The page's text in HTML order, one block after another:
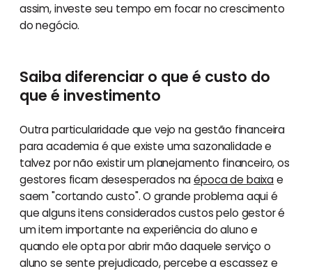
assim, investe seu tempo em focar no crescimento
do negócio.
Saiba diferenciar o que é custo do
que é investimento
Outra particularidade que vejo na gestão financeira
para academia é que existe uma sazonalidade e
talvez por não existir um planejamento financeiro, os
gestores ficam desesperados naépoca de baixae
saem "cortando custo". O grande problema aqui é
que alguns itens considerados custos pelo gestor é
um item importante na experiência do aluno e
quando ele opta por abrir mão daquele serviço o
aluno se sente prejudicado, percebe a escassez e